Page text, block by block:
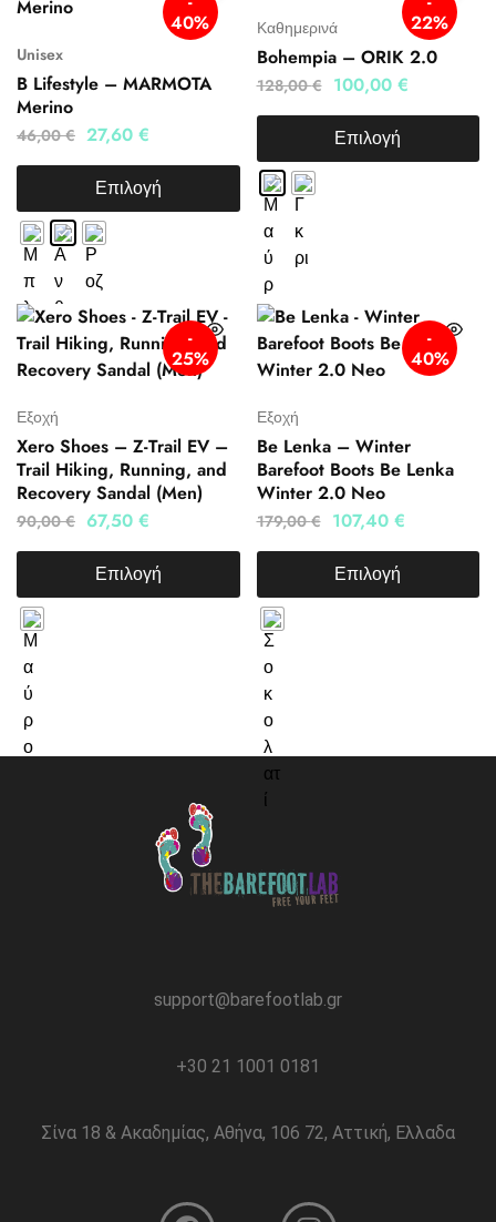
40%
Unisex
B Lifestyle – MARMOTA
Merino
46,00€ 27,60 €
Επιλογή
22%
Καθημερινά
Bohempia – ORIK 2.0
128,00€ 100,00 €
Επιλογή
-
25%
Εξοχή
Xero Shoes – Z-Trail EV –
Trail Hiking, Running, and
Recovery Sandal (Men)
90,00€ 67,50 €
Επιλογή
-
40%
Εξοχή
Be Lenka – Winter
Barefoot Boots Be Lenka
Winter 2.0 Neo
179,00€ 107,40 €
Επιλογή
support@barefootlab.gr
+30 21 1001 0181
Σίνα 18 & Ακαδημίας, Αθήνα, 106 72, Αττική, Ελλαδα